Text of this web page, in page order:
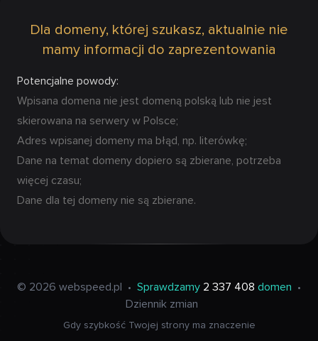
Dla domeny, której szukasz, aktualnie nie
mamy informacji do zaprezentowania
Potencjalne powody:
Wpisana domena nie jest domeną polską lub nie jest
skierowana na serwery w Polsce;
Adres wpisanej domeny ma błąd, np. literówkę;
Dane na temat domeny dopiero są zbierane, potrzeba
więcej czasu;
Dane dla tej domeny nie są zbierane.
© 2026 webspeed.pl • Sprawdzamy 2 337 408 domen
•
Dziennik zmian
Gdy szybkość Twojej strony ma znaczenie